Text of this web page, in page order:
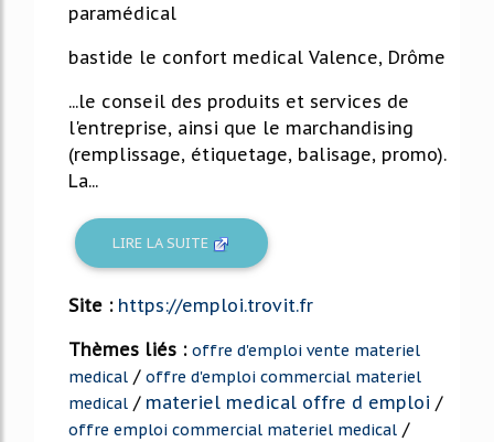
paramédical
bastide le confort medical Valence, Drôme
...le conseil des produits et services de
l'entreprise, ainsi que le marchandising
(remplissage, étiquetage, balisage, promo).
La...
LIRE LA SUITE
Site : https://emploi.trovit.fr
Thèmes liés : offre d'emploi vente materiel
medical / offre d'emploi commercial materiel
medical / materiel medical offre d emploi /
offre emploi commercial materiel medical /